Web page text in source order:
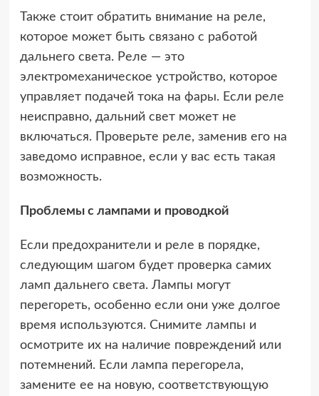
Также стоит обратить внимание на реле,
которое может быть связано с работой
дальнего света. Реле — это
электромеханическое устройство, которое
управляет подачей тока на фары. Если реле
неисправно, дальний свет может не
включаться. Проверьте реле, заменив его на
заведомо исправное, если у вас есть такая
возможность.
Проблемы с лампами и проводкой
Если предохранители и реле в порядке,
следующим шагом будет проверка самих
ламп дальнего света. Лампы могут
перегореть, особенно если они уже долгое
время используются. Снимите лампы и
осмотрите их на наличие повреждений или
потемнений. Если лампа перегорела,
замените ее на новую, соответствующую